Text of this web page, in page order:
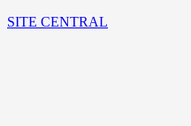
SITE CENTRAL